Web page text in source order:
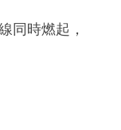
同時燃起，